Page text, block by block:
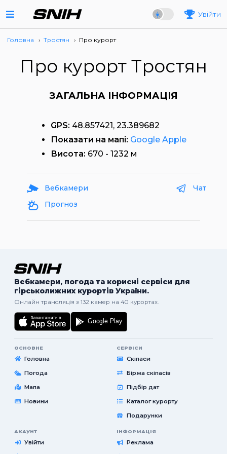
Увійти
Головна › Тростян › Про курорт
Про курорт Тростян
ЗАГАЛЬНА ІНФОРМАЦІЯ
GPS: 48.857421, 23.389682
Показати на мапі: Google Apple
Висота: 670 - 1232 м
Вебкамери
Чат
Прогноз
Вебкамери, погода та корисні сервіси для
гірськолижних курортів України.
Онлайн трансляція з 132 камер на 40 курортах.
ОСНОВНЕ
Головна
Погода
Мапа
Новини
СЕРВІСИ
Скіпаси
Біржа скіпасів
Підбір дат
Каталог курорту
Подарунки
АКАУНТ
Увійти
ІНФОРМАЦІЯ
Реклама